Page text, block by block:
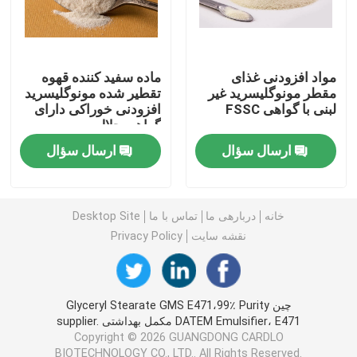
امولسیفایر درجه مواد غذایی
امولسیفایرهای غذایی طبیعی
مونو و دیگلیسیرید
کیک بهبود دهنده امولسیون
مواد افزودنی غذای
مقطر مونوگلیسرید غیر
لبنی با گواهی FSSC
ارسال سؤال
ماده سفید کننده قهوه
تقطیر شده مونوگلیسرید
افزودنی خوراکی دارای
گواهی حلال
ارسال سؤال
خانه دربارهی ما تماس با ما
Desktop Site
نقشه سایت
Privacy Policy
چین Glyceryl Stearate GMS E471،99٪ Purity
DATEM Emulsifier، E471 مکمل بهداشتی supplier.
Copyright © 2026 GUANGDONG CARDLO
BIOTECHNOLOGY CO., LTD.. All Rights Reserved.